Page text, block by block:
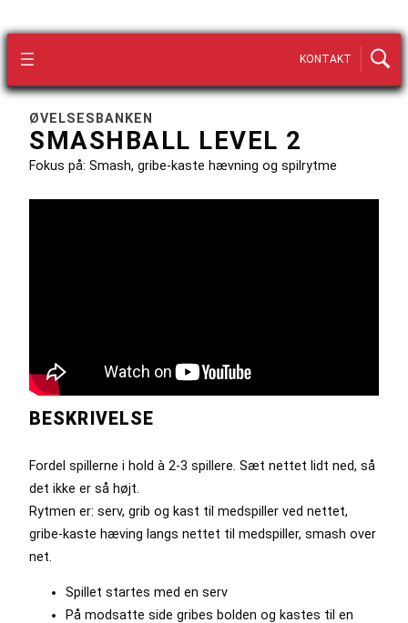
KONTAKT
ØVELSESBANKEN
SMASHBALL LEVEL 2
Fokus på: Smash, gribe-kaste hævning og spilrytme
BESKRIVELSE
Fordel spillerne i hold à 2-3 spillere. Sæt nettet lidt ned, så
det ikke er så højt.
Rytmen er: serv, grib og kast til medspiller ved nettet,
gribe-kaste hæving langs nettet til medspiller, smash over
net.
Spillet startes med en serv
På modsatte side gribes bolden og kastes til en